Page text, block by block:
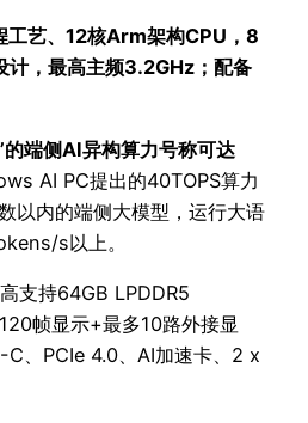
工艺、12核Arm架构CPU，8
计，最高主频3.2GHz；配备
端侧AI异构算力号称可达
AI PC提出的40TOPS算力
以内的端侧大模型，运行大语
s以上。
支持64GB LPDDR5
帧显示+最多10路外接显
、PCIe 4.0、AI加速卡、2 x